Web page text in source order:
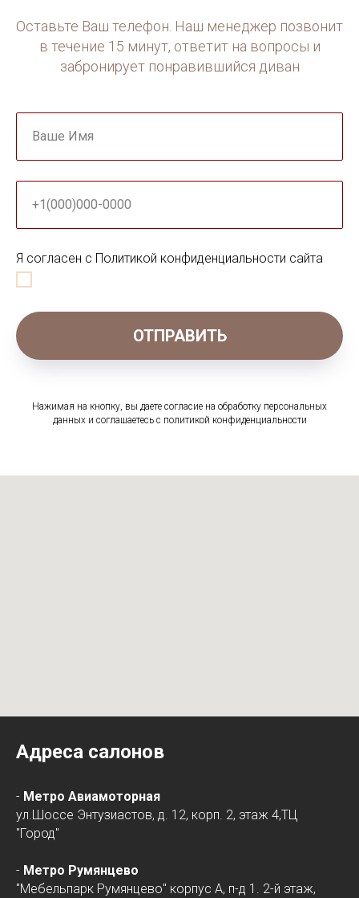
Оставьте Ваш телефон. Наш менеджер позвонит
в течение 15 минут, ответит на вопросы и
забронирует понравившийся диван
Ваше Имя
+1(000)000-0000
Я согласен с Политикой конфиденциальности сайта
ОТПРАВИТЬ
Нажимая на кнопку, вы даете согласие на обработку персональных
данных и соглашаетесь c политикой конфиденциальности
Адреса салонов
- Метро Авиамоторная
ул.Шоссе Энтузиастов, д. 12, корп. 2, этаж 4,ТЦ
"Город"
- Метро Румянцево
"Мебельпарк Румянцево" корпус А, п-д 1. 2-й этаж,